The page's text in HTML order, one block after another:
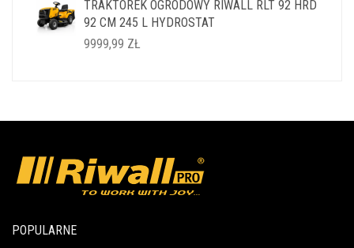
WYNOSIŁA:
14999,99 ZŁ.
WYNOSI:
11999,99 ZŁ.
TRAKTOREK OGRODOWY RIWALL RLT 92 HRD
92 CM 245 L HYDROSTAT
9999,99 ZŁ
POPULARNE